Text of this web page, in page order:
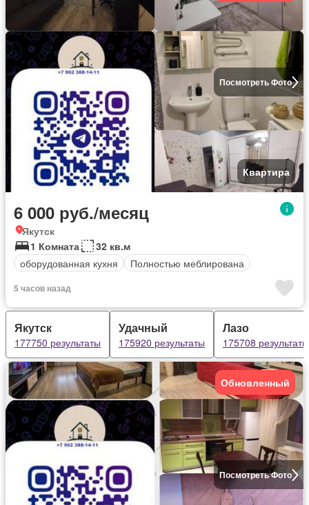
Посмотреть Фото
Квартира
6 000 руб./месяц
Якутск
1 Комната
32 кв.м
оборудованная кухня
Полностью меблирована
5 часов назад
Якутск
177750 результаты
Удачный
175920 результаты
Лазо
175708 результаты
Посмотреть Фото
Обновленный